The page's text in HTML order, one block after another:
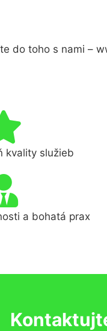
do toho s nami –
kvality služieb
a bohatá prax